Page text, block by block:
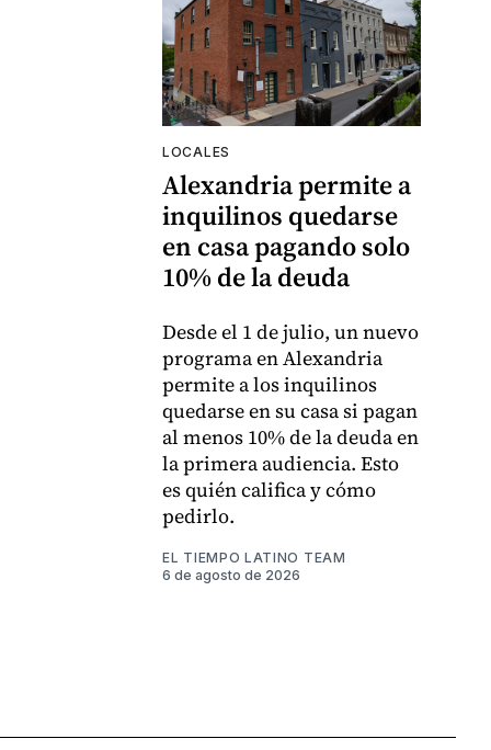
LOCALES
Alexandria permite a
inquilinos quedarse
en casa pagando solo
10% de la deuda
Desde el 1 de julio, un nuevo
programa en Alexandria
permite a los inquilinos
quedarse en su casa si pagan
al menos 10% de la deuda en
la primera audiencia. Esto
es quién califica y cómo
pedirlo.
EL TIEMPO LATINO TEAM
6 de agosto de 2026